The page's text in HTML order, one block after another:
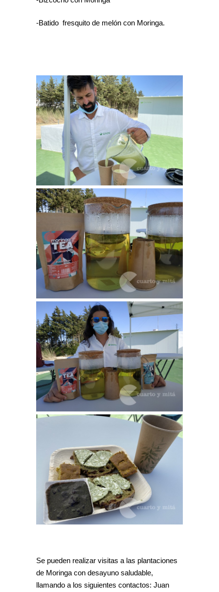
-Batido fresquito de melón con Moringa.
Se pueden realizar visitas a las plantaciones
de Moringa con desayuno saludable,
llamando a los siguientes contactos: Juan